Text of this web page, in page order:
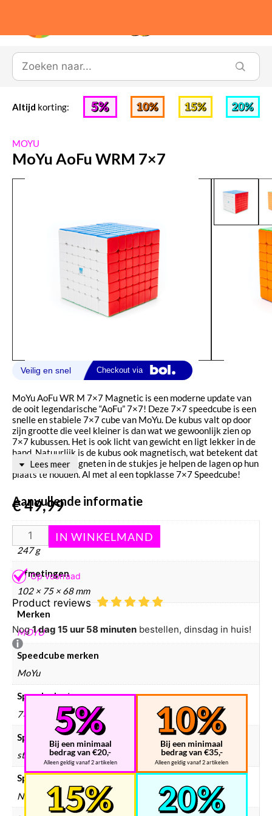
Altijd korting:
MoYu AoFu WR M 7×7 Magnetic is een moderne update van
de ooit legendarische “AoFu” 7×7! Deze 7×7 speedcube is een
snelle en stabiele 7×7 cube van MoYu. De kubus valt op door
zijn grootte die veel kleiner is dan wat we gewoonlijk zien op
7×7 kubussen. Het is ook licht van gewicht en ligt lekker in de
hand. Natuurlijk is de kubus ook magnetisch, wat betekent dat
kleine sterke magneten in de stukjes je helpen de lagen op hun
plaats te houden. Al met al een topklasse 7×7 Speedcube!
Aanvullende informatie
Gewicht
247 g
Afmetingen
102 × 75 × 68 mm
Merken
MOYU
Speedcube merken
MoYu
Speedcube type
7×7
Speedcube kleur
stickerless
Speedcube bundels
Nee
Lees meer
€49,99
Product reviews
Nog1 dag 15 uur 58 minuten bestellen, dinsdag in huis!
MOYU
MoYu AoFu WRM 7×7
Bij een minimaal
bedrag van €20,-
Alleen geldig vanaf 2 artikelen
Bij een minimaal
bedrag van €35,-
Alleen geldig vanaf 2 artikelen